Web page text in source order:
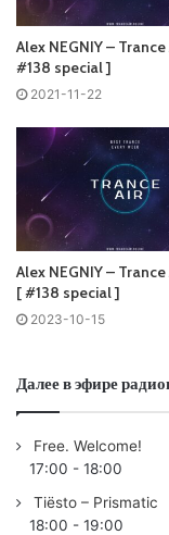
Понравился выпуск?
Alex NEGNIY –
#138 special ]
2021-11-22
Alex NEGNIY –
[ #138 special ]
2023-10-15
Далее в эфире
Free. Welcome!
17:00 - 18:00
Tiësto – Prismatic
18:00 - 19:00